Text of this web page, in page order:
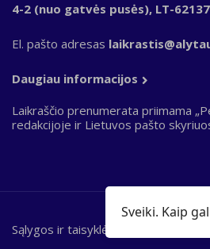
4-2 (nuo gatvės pusės), LT-
El. pašto adresas
Daugiau informacijos
Laikraščio prenumerata priimama
redakcijoje ir Lietuvos pašto
Bottom
Sąlygos ir taisyklės
Sveiki. Kaip